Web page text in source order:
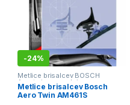
-24%
Metlice brisalcev BOSCH
Aerotwin - spredaj
Metlice brisalcev Bosch
Aero Twin AM461S